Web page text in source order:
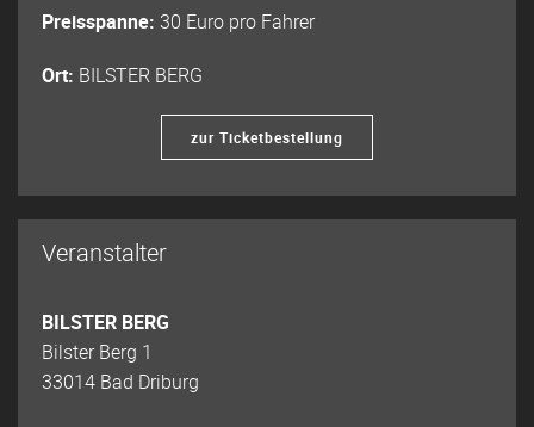
Preisspanne: 30 Euro pro Fahrer
Ort: BILSTER BERG
zur Ticketbestellung
Veranstalter
BILSTER BERG
Bilster Berg 1
33014 Bad Driburg